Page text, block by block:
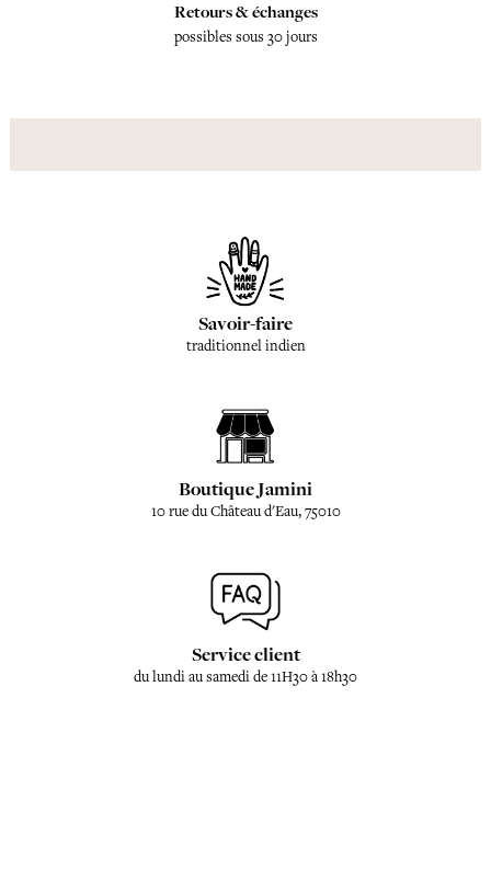
Retours & échanges
possibles sous 30 jours
Savoir-faire
traditionnel indien
Boutique Jamini
10 rue du Château d'Eau, 75010
Service client
du lundi au samedi de 11H30 à 18h30